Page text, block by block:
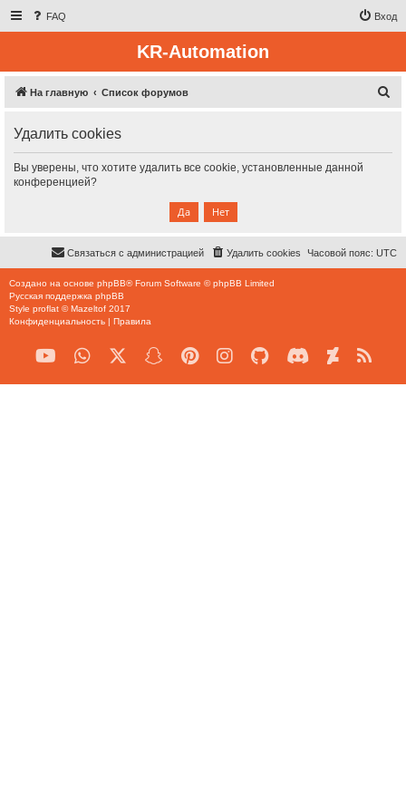
FAQ Вход
KR-Automation
На главную Список форумов
с
Удалить cookies
Вы уверены, что хотите удалить все cookie, установленные данной
конференцией?
Часовой пояс: UTC
Удалить cookies
Связаться с администрацией
Создано на основе phpBB® Forum Software © phpBB Limited
Русская поддержка phpBB
Style proflat ©Mazeltof 2017
Конфиденциальность | Правила